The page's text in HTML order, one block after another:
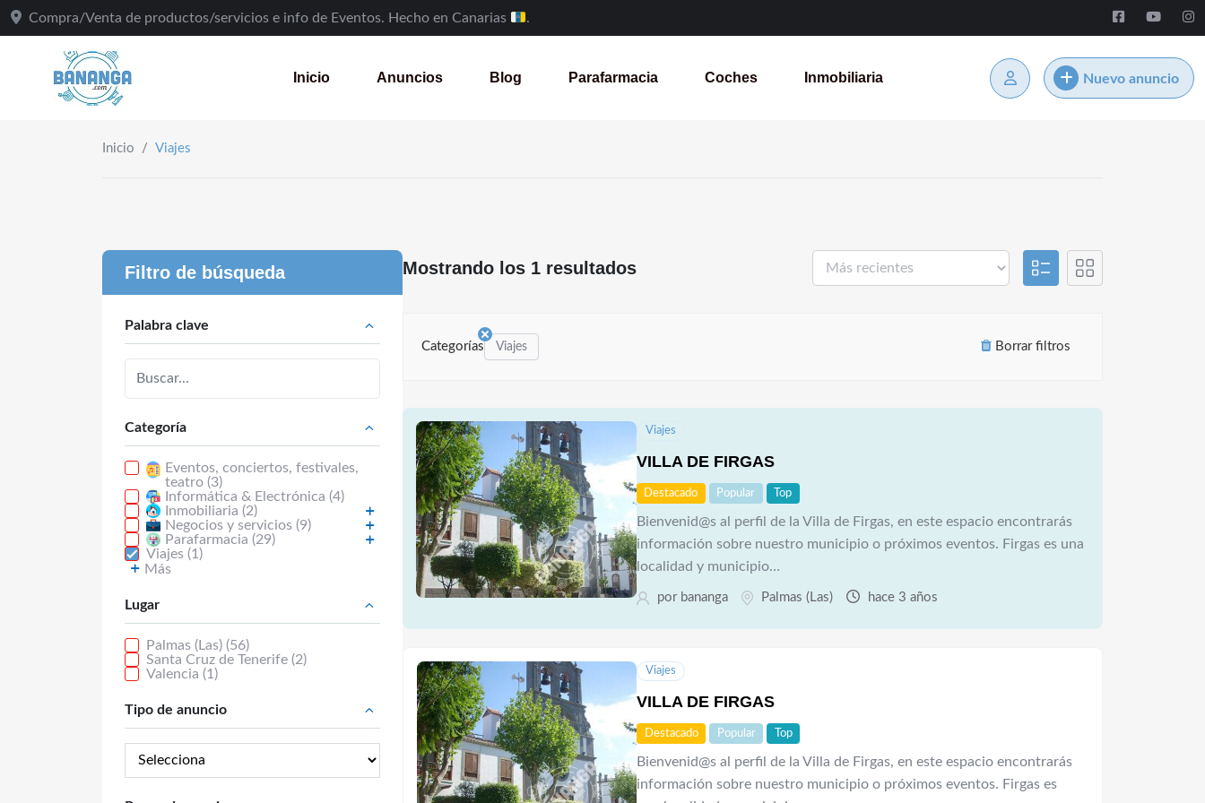
Skip
Compra/Venta de productos/servicios e info de Eventos. Hecho en Canarias .
Inicio Anuncios Blog Parafarmacia Coches Inmobiliaria Nuevo anuncio
Inicio / Viajes
Mostrando los 1 resultados
Categorías Viajes Borrar filtros
Viajes
VILLA DE FIRGAS
Destacado Popular Top
Bienvenid@s al perfil de la Villa de Firgas, en este espacio encontrarás
información sobre nuestro municipio o próximos eventos. Firgas es una
localidad y municipio…
por bananga Palmas (Las) hace 3 años
Viajes
VILLA DE FIRGAS
Destacado Popular Top
Bienvenid@s al perfil de la Villa de Firgas, en este espacio encontrarás
información sobre nuestro municipio o próximos eventos. Firgas es
Filtro de búsqueda
Palabra clave
Categoría
Eventos, conciertos, festivales,
teatro (3)
Informática & Electrónica (4)
Inmobiliaria (2)
Negocios y servicios (9)
Parafarmacia (29)
Viajes (1)
Más
Lugar
Palmas (Las) (56)
Santa Cruz de Tenerife (2)
Valencia (1)
Tipo de anuncio